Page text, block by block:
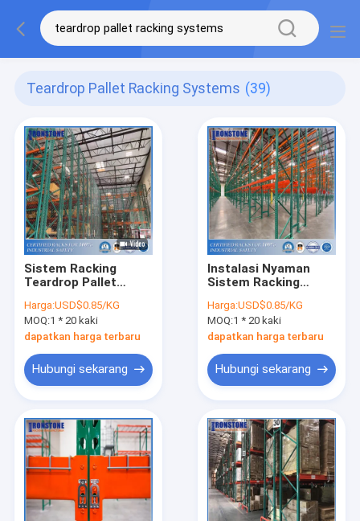
Teardrop Pallet Racking Systems (39)
Sistem Racking
Teardrop Pallet
Untuk Tingkat
Turnover Tinggi
Harga:USD$0.85/KG
MOQ:1 * 20 kaki
dapatkan harga terbaru
Hubungi sekarang
Instalasi Nyaman
Sistem Racking
Untuk Penyimpanan
Gudang
Harga:USD$0.85/KG
MOQ:1 * 20 kaki
dapatkan harga terbaru
Hubungi sekarang